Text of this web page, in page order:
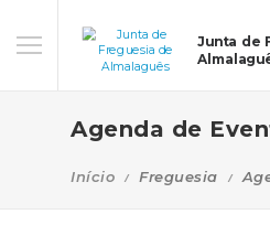
Junta de
Agenda de
Início Freguesia